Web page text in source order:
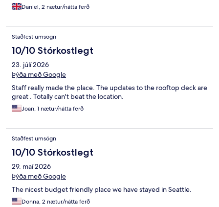
Daniel, 2 nætur/nátta ferð
Staðfest umsögn
10/10 Stórkostlegt
23. júlí 2026
Þýða með Google
Staff really made the place. The updates to the rooftop deck are
great . Totally can't beat the location.
Joan, 1 nætur/nátta ferð
Staðfest umsögn
10/10 Stórkostlegt
29. maí 2026
Þýða með Google
The nicest budget friendly place we have stayed in Seattle.
Donna, 2 nætur/nátta ferð